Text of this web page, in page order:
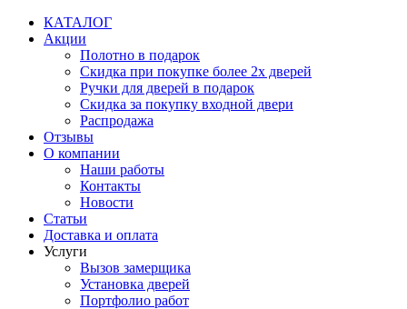
Перейти
содержимому
КАТАЛОГ
Акции
Полотно в подарок
Скидка при покупке более 2х дверей
Ручки для дверей в подарок
Скидка за покупку входной двери
Распродажа
Отзывы
О компании
Наши работы
Контакты
Новости
Статьи
Доставка и оплата
Услуги
Вызов замерщика
Установка дверей
Портфолио работ